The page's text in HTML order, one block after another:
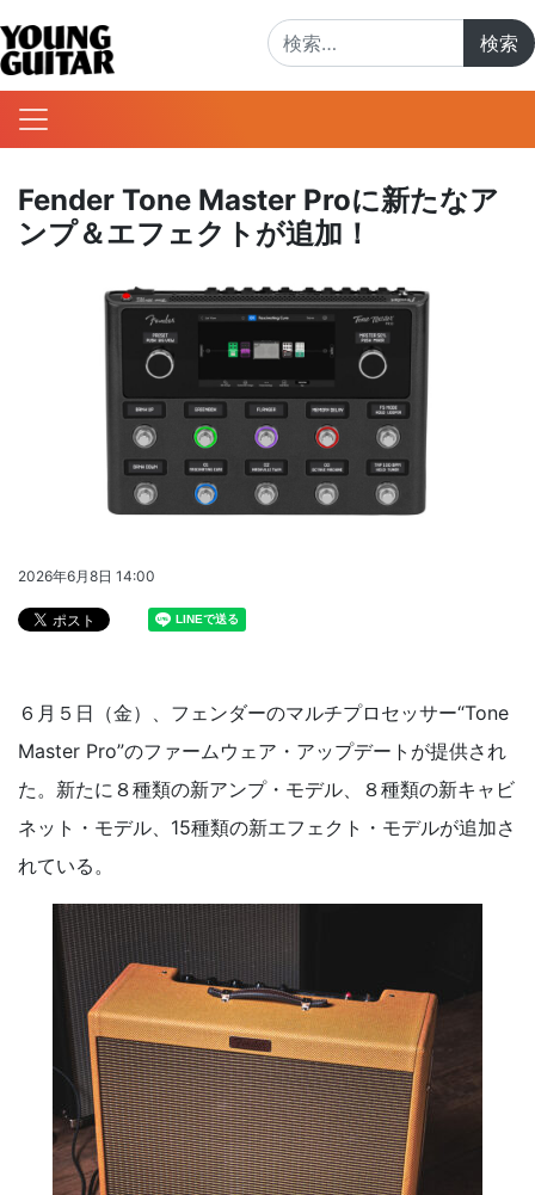
Fender Tone Master Proに新たなア
ンプ＆エフェクトが追加！
2026年6月8日 14:00
６月５日（金）、フェンダーのマルチプロセッサー“Tone
Master Pro”のファームウェア・アップデートが提供され
た。新たに８種類の新アンプ・モデル、８種類の新キャビ
ネット・モデル、15種類の新エフェクト・モデルが追加さ
れている。